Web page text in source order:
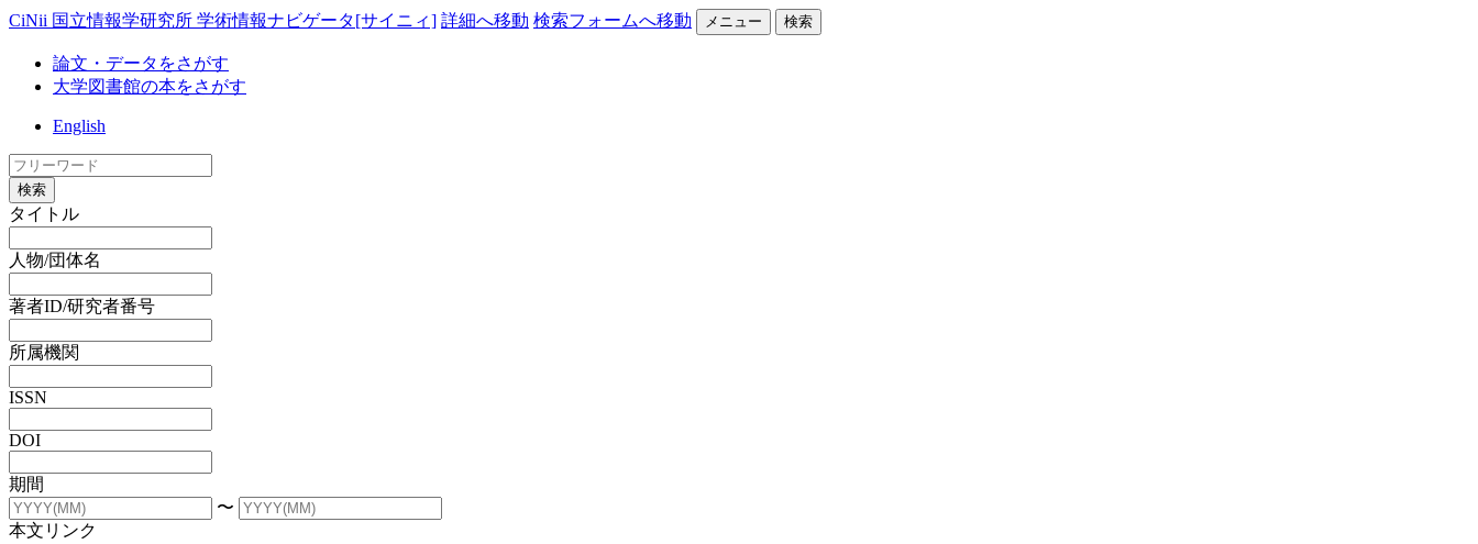
CiNii 国立情報学研究所 学術情報ナビゲータ[サイニィ] 詳細へ移動 検索フォームへ移動 メニュー 検索
論文・データをさがす
大学図書館の本をさがす
English
検索
タイトル
人物/団体名
著者ID/研究者番号
所属機関
ISSN
DOI
期間
〜
本文リンク